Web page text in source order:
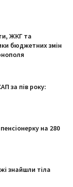
ЖКГ та
бюджетних змін
за пів року:
на 280
знайшли тіла